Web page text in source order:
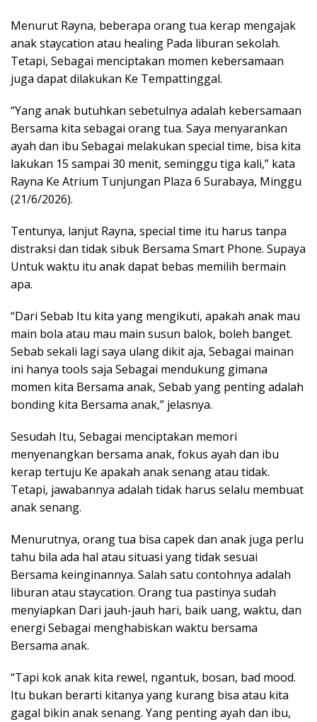
Menurut Rayna, beberapa orang tua kerap mengajak
anak staycation atau healing Pada liburan sekolah.
Tetapi, Sebagai menciptakan momen kebersamaan
juga dapat dilakukan Ke Tempattinggal.
“Yang anak butuhkan sebetulnya adalah kebersamaan
Bersama kita sebagai orang tua. Saya menyarankan
ayah dan ibu Sebagai melakukan special time, bisa kita
lakukan 15 sampai 30 menit, seminggu tiga kali,” kata
Rayna Ke Atrium Tunjungan Plaza 6 Surabaya, Minggu
(21/6/2026).
Tentunya, lanjut Rayna, special time itu harus tanpa
distraksi dan tidak sibuk Bersama Smart Phone. Supaya
Untuk waktu itu anak dapat bebas memilih bermain
apa.
“Dari Sebab Itu kita yang mengikuti, apakah anak mau
main bola atau mau main susun balok, boleh banget.
Sebab sekali lagi saya ulang dikit aja, Sebagai mainan
ini hanya tools saja Sebagai mendukung gimana
momen kita Bersama anak, Sebab yang penting adalah
bonding kita Bersama anak,” jelasnya.
Sesudah Itu, Sebagai menciptakan memori
menyenangkan bersama anak, fokus ayah dan ibu
kerap tertuju Ke apakah anak senang atau tidak.
Tetapi, jawabannya adalah tidak harus selalu membuat
anak senang.
Menurutnya, orang tua bisa capek dan anak juga perlu
tahu bila ada hal atau situasi yang tidak sesuai
Bersama keinginannya. Salah satu contohnya adalah
liburan atau staycation. Orang tua pastinya sudah
menyiapkan Dari jauh-jauh hari, baik uang, waktu, dan
energi Sebagai menghabiskan waktu bersama
Bersama anak.
“Tapi kok anak kita rewel, ngantuk, bosan, bad mood.
Itu bukan berarti kitanya yang kurang bisa atau kita
gagal bikin anak senang. Yang penting ayah dan ibu,